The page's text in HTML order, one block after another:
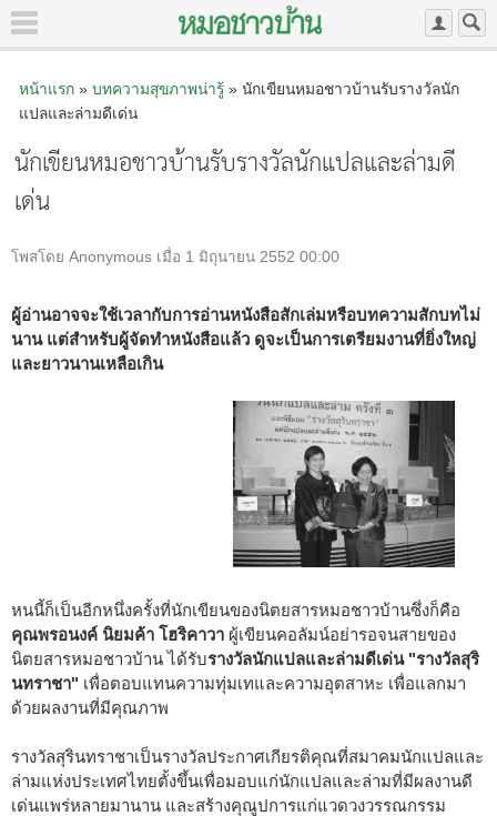
หน้าแรก» บทความสุขภาพน่ารู้» นักเขียนหมอชาวบ้านรับรางวัลนัก
แปลและล่ามดีเด่น
นักเขียนหมอชาวบ้านรับรางวัลนักแปลและล่ามดี
เด่น
โพสโดย Anonymous เมื่อ 1 มิถุนายน 2552 00:00
ผู้อ่านอาจจะใช้เวลากับการอ่านหนังสือสักเล่มหรือบทความสักบทไม่
นาน แต่สำหรับผู้จัดทำหนังสือแล้ว ดูจะเป็นการเตรียมงานที่ยิ่งใหญ่
และยาวนานเหลือเกิน
หนนี้ก็เป็นอีกหนึ่งครั้งที่นักเขียนของนิตยสารหมอชาวบ้านซึ่งก็คือ
คุณพรอนงค์ นิยมค้า โฮริคาวา ผู้เขียนคอลัมน์อย่ารอจนสายของ
นิตยสารหมอชาวบ้าน ได้รับรางวัลนักแปลและล่ามดีเด่น "รางวัลสุริ
นทราชา" เพื่อตอบแทนความทุ่มเทและความอุตสาหะ เพื่อแลกมา
ด้วยผลงานที่มีคุณภาพ
รางวัลสุรินทราชาเป็นรางวัลประกาศเกียรติคุณที่สมาคมนักแปลและ
ล่ามแห่งประเทศไทยตั้งขึ้นเพื่อมอบแก่นักแปลและล่ามที่มีผลงานดี
เด่นแพร่หลายมานาน และสร้างคุณูปการแก่แวดวงวรรณกรรม